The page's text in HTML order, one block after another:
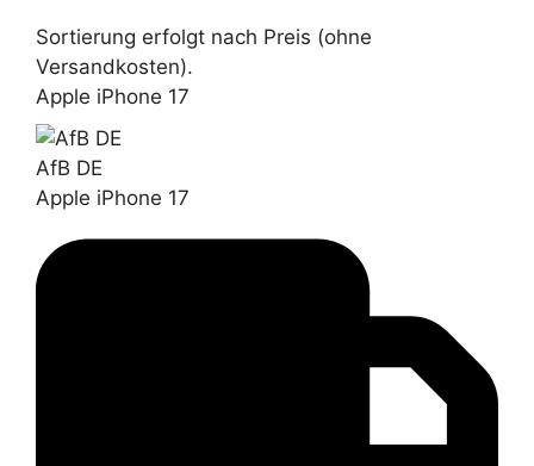
Sortierung erfolgt nach Preis (ohne
Versandkosten).
Apple iPhone 17
AfB DE
Apple iPhone 17